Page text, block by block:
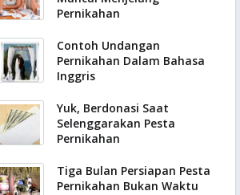
Pernikahan
Contoh Undangan
Pernikahan Dalam Bahasa
Inggris
Yuk, Berdonasi Saat
Selenggarakan Pesta
Pernikahan
Tiga Bulan Persiapan Pesta
Pernikahan Bukan Waktu